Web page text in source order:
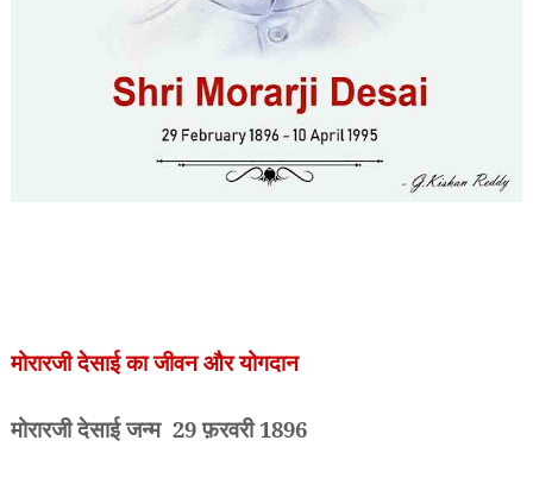
मोरारजी देसाई का जीवन और योगदान
मोरारजी देसाईजन्म 29 फ़रवरी 1896